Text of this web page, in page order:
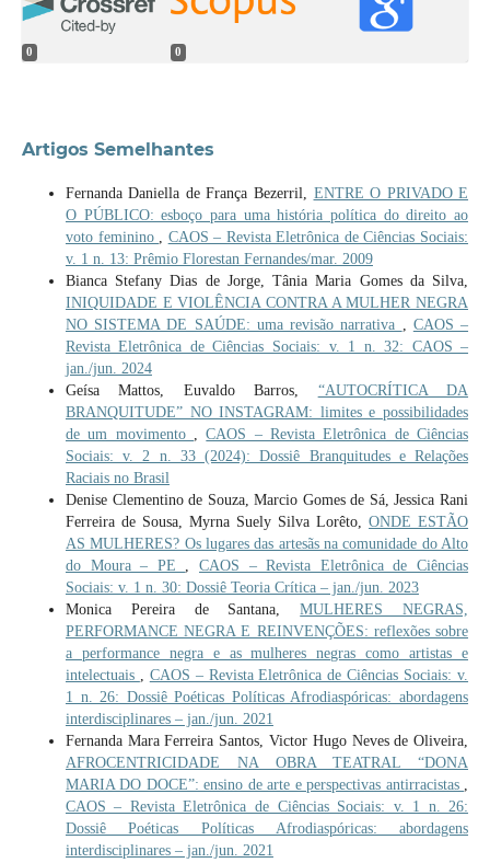
0 0
Artigos Semelhantes
Fernanda Daniella de França Bezerril, ENTRE O PRIVADO E
O PÚBLICO: esboço para uma história política do direito ao
voto feminino
CAOS – Revista Eletrônica de Ciências Sociais:
v. 1 n. 13: Prêmio Florestan Fernandes/mar. 2009
Bianca Stefany Dias de Jorge, Tânia Maria Gomes da Silva,
INIQUIDADE E VIOLÊNCIA CONTRA A MULHER NEGRA
NO SISTEMA DE SAÚDE: uma revisão narrativa
CAOS –
Revista Eletrônica de Ciências Sociais: v. 1 n. 32: CAOS –
jan./jun. 2024
Geísa Mattos, Euvaldo Barros, “AUTOCRÍTICA DA
BRANQUITUDE” NO INSTAGRAM: limites e possibilidades
de um movimento
,CAOS – Revista Eletrônica de Ciências
Sociais: v. 2 n. 33 (2024): Dossiê Branquitudes e Relações
Raciais no Brasil
Denise Clementino de Souza, Marcio Gomes de Sá, Jessica Rani
Ferreira de Sousa, Myrna Suely Silva Lorêto,ONDE ESTÃO
AS MULHERES? Os lugares das artesãs na comunidade do Alto
do Moura – PE
,CAOS – Revista Eletrônica de Ciências
Sociais: v. 1 n. 30: Dossiê Teoria Crítica – jan./jun. 2023
Monica Pereira de Santana,MULHERES NEGRAS,
PERFORMANCE NEGRA E REINVENÇÕES: reflexões sobre
a performance negra e as mulheres negras como artistas e
intelectuais
CAOS – Revista Eletrônica de Ciências Sociais: v.
1 n. 26: Dossiê Poéticas Políticas Afrodiaspóricas: abordagens
interdisciplinares – jan./jun. 2021
Fernanda Mara Ferreira Santos, Victor Hugo Neves de Oliveira,
AFROCENTRICIDADE NA OBRA TEATRAL “DONA
MARIA DO DOCE”: ensino de arte e perspectivas antirracistas
CAOS – Revista Eletrônica de Ciências Sociais: v. 1 n. 26:
Dossiê Poéticas Políticas Afrodiaspóricas: abordagens
interdisciplinares – jan./jun. 2021